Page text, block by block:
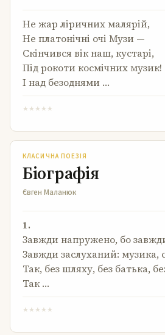
Не жар ліричних малярій,
Не платонічні очі Музи —
Скінчився вік наш, кустарі,
Під рокоти космічних музик!
І над безоднями …
★ ★ ★ ★ ★
Біографія
КЛАСИЧНА ПОЕЗІЯ
Біографія
Євген Маланюк
1.
Завжди напружено, бо
Завжди заслуханий: музика,
Так, без шляху, без батька,
Так …
★ ★ ★ ★ ★